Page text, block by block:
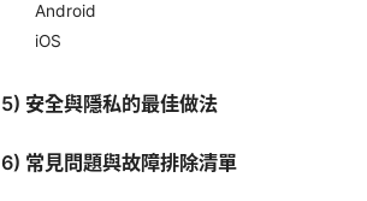
Android
iOS
5) 安全與隱私的最佳做法
6) 常見問題與故障排除清單